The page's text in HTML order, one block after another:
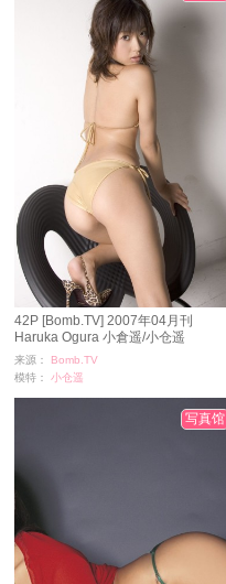
42P [Bomb.TV] 2007年04月刊
Haruka Ogura 小倉遥/小仓遥
来源：
Bomb.TV
模特：
小仓遥
写真馆